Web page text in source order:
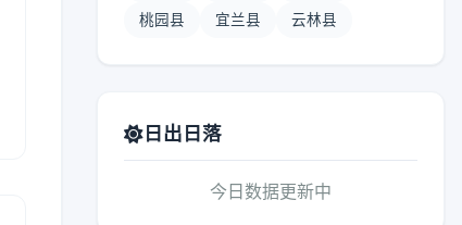
桃园县 宜兰县 云林县
日出日落
今日数据更新中